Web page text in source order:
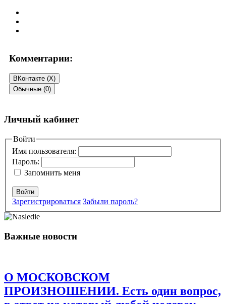
Комментарии:
ВКонтакте (X)
Обычные (0)
Добавить комментарий
Ваш адрес email не будет опубликован. Обязательные поля
помечены*
Комментарий*
Сайт
Личный кабинет
Войти
Имя пользователя:
Пароль:
Запомнить меня
Войти
Зарегистрироваться Забыли пароль?
Важные новости
О МОСКОВСКОМ
ПРОИЗНОШЕНИИ. Есть один вопрос,